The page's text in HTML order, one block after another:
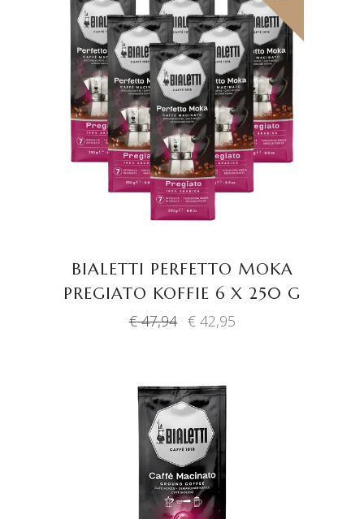
TOEVOEGEN AAN
WINKELWAGEN
BIALETTI PERFETTO MOKA
PREGIATO KOFFIE 6 X 250 G
€47,94 Oorspronkelijke
€42,95Huidige
TOEVOEGEN AAN
WINKELWAGEN